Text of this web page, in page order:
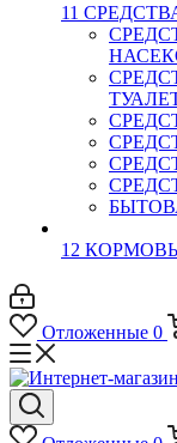
11
12
Отложенные 0